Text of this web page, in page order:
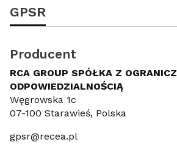
GPSR
Producent
RCA GROUP SPÓŁKA Z
ODPOWIEDZIALNOŚCIĄ
Węgrowska 1c
07-100 Starawieś, Polska
gpsr@recea.pl